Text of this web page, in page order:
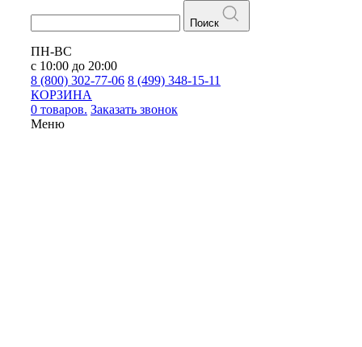
Поиск
ПН-ВС
с 10:00 до 20:00
8 (800) 302-77-06 8 (499) 348-15-11
КОРЗИНА
0 товаров. Заказать звонок
Меню